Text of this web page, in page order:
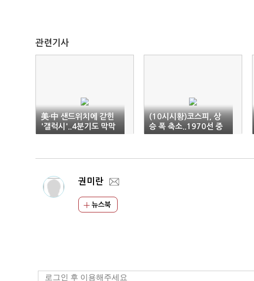
관련기사
美·中 샌드위치에 갇힌
'갤럭시'..4분기도 막막
(10시시황)코스피, 상
승 폭 축소..1970선 중
후반 횡보
권미란
뉴스북